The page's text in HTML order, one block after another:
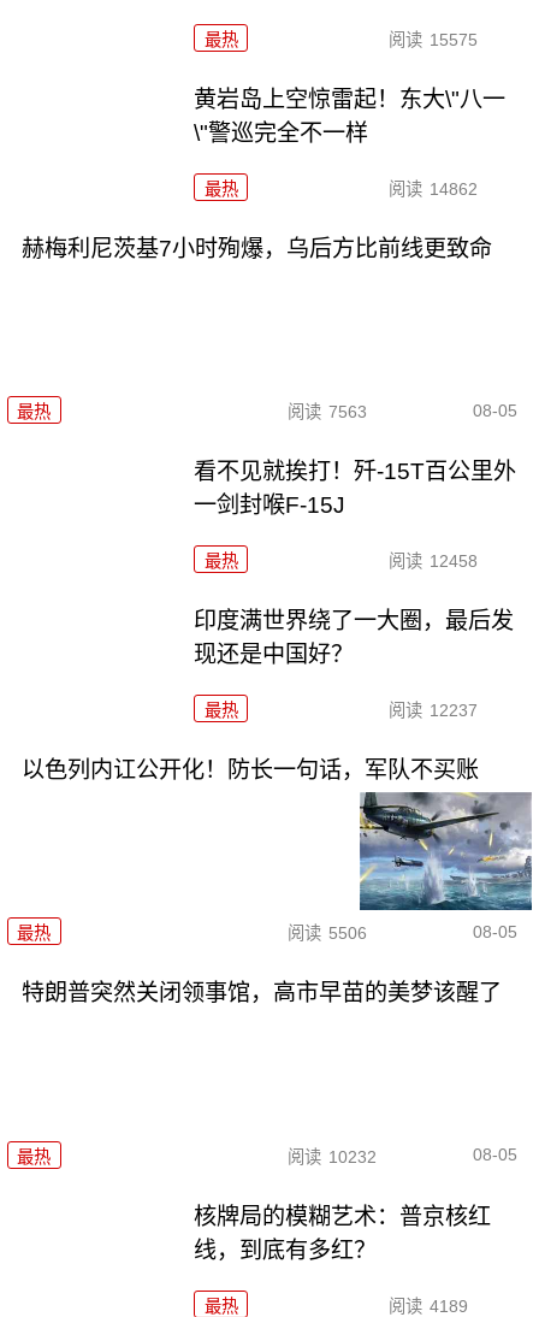
最热 阅读 15575
黄岩岛上空惊雷起！东大\"八一
\"警巡完全不一样
最热 阅读 14862
赫梅利尼茨基7小时殉爆，乌后方比前线更致命
最热 阅读 7563 08-05
看不见就挨打！歼-15T百公里外
一剑封喉F-15J
最热 阅读 12458
印度满世界绕了一大圈，最后发
现还是中国好？
最热 阅读 12237
以色列内讧公开化！防长一句话，军队不买账
最热 阅读 5506 08-05
特朗普突然关闭领事馆，高市早苗的美梦该醒了
最热 阅读 10232 08-05
核牌局的模糊艺术：普京核红
线，到底有多红？
最热 阅读 4189